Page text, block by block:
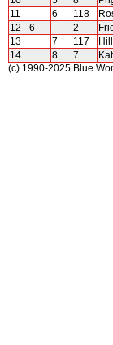
11
6 118
12
6 2
13
7 117
14
8 7
(c) 1990-2025 Blue